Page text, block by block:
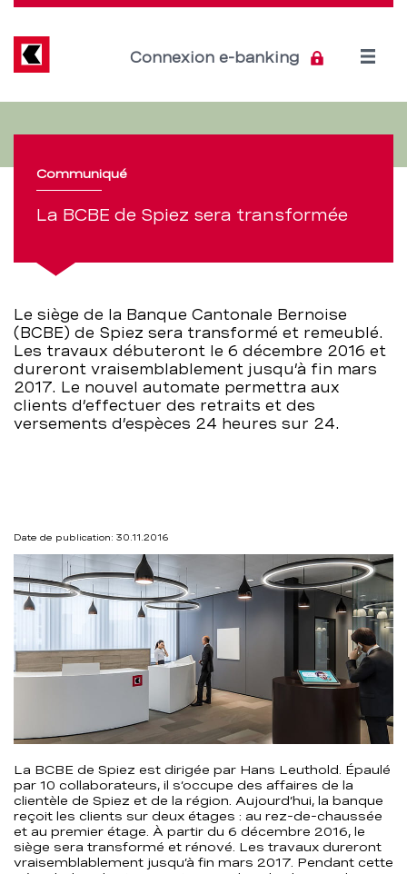
BCBE
de
sera
transformée
–
BCBE
Direkt
Inhalt
Connexion e-banking
Open
navigation
Communiqué
La BCBE de Spiez sera transformée
Le siège de la Banque Cantonale Bernoise
(BCBE) de Spiez sera transformé et remeublé.
Les travaux débuteront le 6 décembre 2016 et
dureront vraisemblablement jusqu’à fin mars
2017. Le nouvel automate permettra aux
clients d’effectuer des retraits et des
versements d’espèces 24 heures sur 24.
Date de publication: 30.11.2016
La BCBE de Spiez est dirigée par Hans Leuthold. Épaulé
par 10 collaborateurs, il s’occupe des affaires de la
clientèle de Spiez et de la région. Aujourd’hui, la banque
reçoit les clients sur deux étages : au rez-de-chaussée
et au premier étage. À partir du 6 décembre 2016, le
siège sera transformé et rénové. Les travaux dureront
vraisemblablement jusqu’à fin mars 2017. Pendant cette